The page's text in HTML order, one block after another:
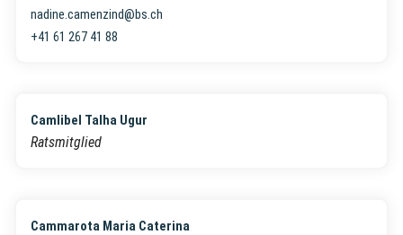
nadine.camenzind@bs.ch
+41 61 267 41 88
Camlibel Talha Ugur
Ratsmitglied
Cammarota Maria Caterina